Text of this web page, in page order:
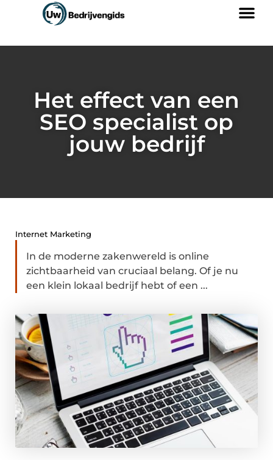
Het effect van een
SEO specialist op
jouw bedrijf
Internet Marketing
In de moderne zakenwereld is online
zichtbaarheid van cruciaal belang. Of je nu
een klein lokaal bedrijf hebt of een ...